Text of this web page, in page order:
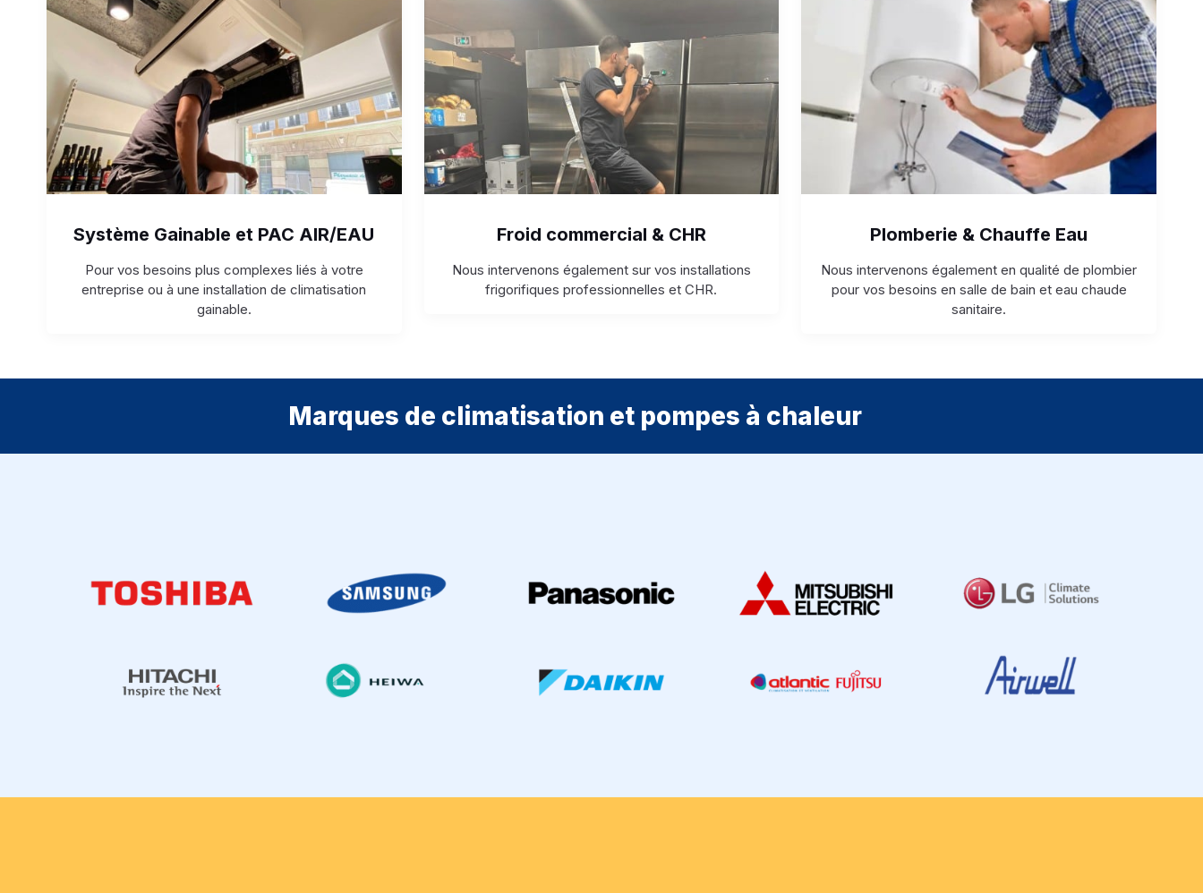
Système Gainable et PAC AIR/EAU
Pour vos besoins plus complexes liés à votre
entreprise ou à une installation de climatisation
gainable.
Froid commercial & CHR
Nous intervenons également sur vos installations
frigorifiques professionnelles et CHR.
Plomberie & Chauffe Eau
Nous intervenons également en qualité de plombier
pour vos besoins en salle de bain et eau chaude
sanitaire.
Marques de climatisation et pompes à chaleur